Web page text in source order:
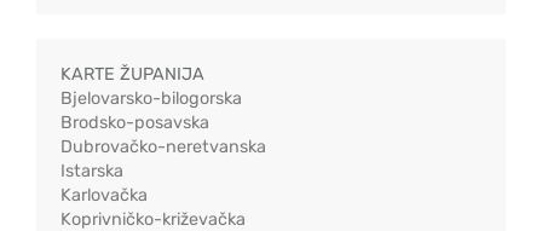
KARTE ŽUPANIJA
Bjelovarsko-bilogorska
Brodsko-posavska
Dubrovačko-neretvanska
Istarska
Karlovačka
Koprivničko-križevačka